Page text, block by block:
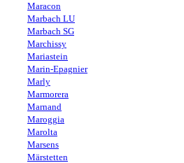
Maracon
Marbach LU
Marbach SG
Marchissy
Mariastein
Marin-Epagnier
Marly
Marmorera
Marnand
Maroggia
Marolta
Marsens
Märstetten